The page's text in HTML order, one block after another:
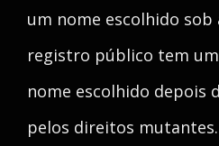
um nome escolhido sob
registro público tem
nome escolhido depois
pelos direitos